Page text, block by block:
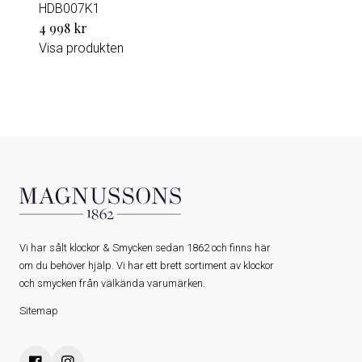
HDB007K1
4 998 kr
Visa produkten
Vi har sålt klockor & Smycken sedan 1862 och finns här
om du behöver hjälp. Vi har ett brett sortiment av klockor
och smycken från välkända varumärken.
Sitemap